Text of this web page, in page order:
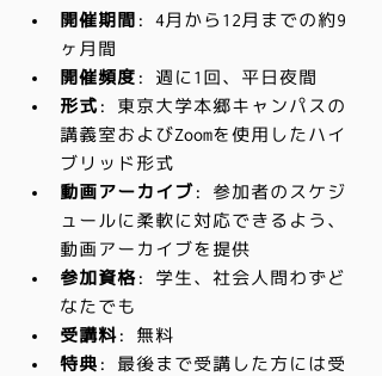
開催期間 : 4月から12月までの約9
ヶ月間
開催頻度 : 週に1回、平日夜間
形式 : 東京大学本郷キャンパスの
講義室およびZoomを使用したハイ
ブリッド形式
動画アーカイブ: 参加者のスケジ
ュールに柔軟に対応できるよう、
動画アーカイブを提供
参加資格: 学生、社会人問わずど
なたでも
受講料: 無料
特典 : 最後まで受講した方には受